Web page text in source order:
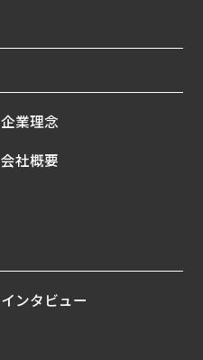
企業理念
会社概要
インタビュー